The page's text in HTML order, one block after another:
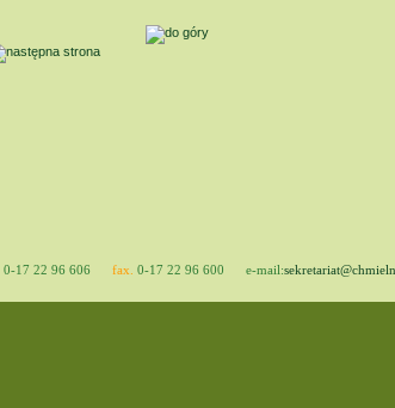
0-17 22 96 606 fax. 0-17 22 96 600 e-mail: